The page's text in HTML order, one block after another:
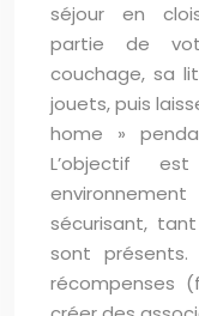
séjour en
partie de
couchage, sa
jouets, puis
home »
L’objectif
sécurisant,
sont
récompenses